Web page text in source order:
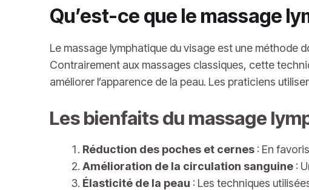
Qu’est-ce que le massage
Le massage lymphatique du visage est une méthode
Contrairement aux massages classiques, cette
améliorer l’apparence de la peau. Les praticiens
Les bienfaits du massage
Réduction des poches et cernes : En
Amélioration de la circulation sanguine :
Élasticité de la peau : Les techniques